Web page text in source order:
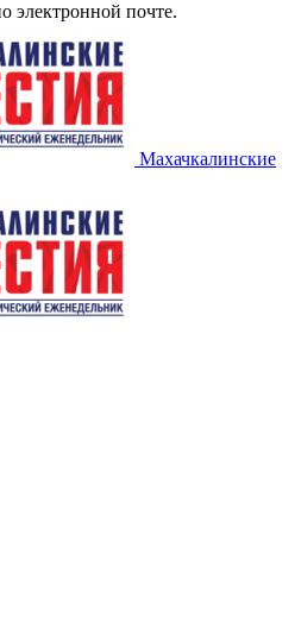
электронной почте.
Махачкалинские